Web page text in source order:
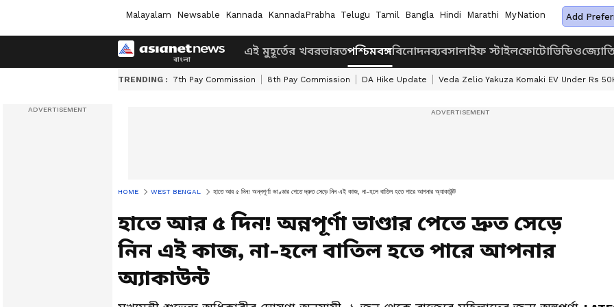
Malayalam Newsable Kannada KannadaPrabha Telugu Tamil Bangla Hindi Marathi MyNation Add
এই মুহূর্তের খবরভারতপশ্চিমবঙ্গবিনোদনব্যবসালাইফ স্টাইলফোটোভিডিও
TRENDING : 7th Pay Commission 8th Pay Commission DA Hike Update Veda Zelio Yakuza Komaki EV Under Rs
HOME WEST BENGAL হাতে আর ৫ দিন! অন্নপূর্ণা ভাণ্ডার পেতে দ্রুত সেড়ে নিন এই কাজ, না-হলে বাতিল হতে পারে আপনার অ্যাকাউন্ট
হাতে আর ৫ দিন! অন্নপূর্ণা ভাণ্ডার পেতে দ্রুত সেড়ে
নিন এই কাজ, না-হলে বাতিল হতে পারে আপনার
অ্যাকাউন্ট